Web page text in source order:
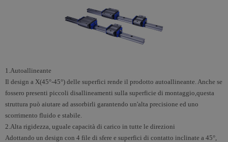
1.Autoallineante
Il design a X(45°-45°) delle superfici rende il prodotto autoallineante. Anche se
fossero presenti piccoli disallineamenti sulla superficie di montaggio,questa
struttura può aiutare ad assorbirli garantendo un'alta precisione ed uno
scorrimento fluido e stabile.
2.Alta rigidezza, uguale capacità di carico in tutte le direzioni
Adottando un design con 4 file di sfere e superfici di contatto inclinate a 45°,